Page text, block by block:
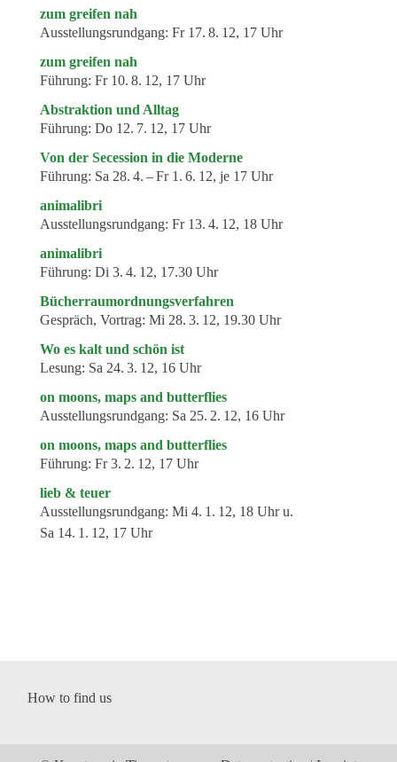
zum greifen nah
Ausstellungsrundgang: Fr 17. 8. 12, 17 Uhr
zum greifen nah
Führung: Fr 10. 8. 12, 17 Uhr
Abstraktion und Alltag
Führung: Do 12. 7. 12, 17 Uhr
Von der Secession in die Moderne
Führung: Sa 28. 4. – Fr 1. 6. 12, je 17 Uhr
animalibri
Ausstellungsrundgang: Fr 13. 4. 12, 18 Uhr
animalibri
Führung: Di 3. 4. 12, 17.30 Uhr
Bücherraumordnungsverfahren
Gespräch, Vortrag: Mi 28. 3. 12, 19.30 Uhr
Wo es kalt und schön ist
Lesung: Sa 24. 3. 12, 16 Uhr
on moons, maps and butterflies
Ausstellungsrundgang: Sa 25. 2. 12, 16 Uhr
on moons, maps and butterflies
Führung: Fr 3. 2. 12, 17 Uhr
lieb & teuer
Ausstellungsrundgang: Mi 4. 1. 12, 18 Uhr u.
Sa 14. 1. 12, 17 Uhr
How to find us